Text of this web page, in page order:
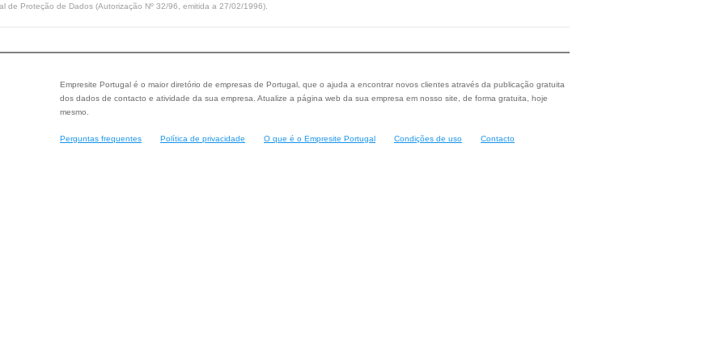
de Proteção de Dados (Autorização Nº 32/96, emitida a 27/02/1996).
Empresite Portugal é o maior diretório de empresas de Portugal, que o ajuda a encontrar novos clientes através da publicação gratuita
dos dados de contacto e atividade da sua empresa. Atualize a página web da sua empresa em nosso site, de forma gratuita, hoje
mesmo.
Perguntas frequentes Política de privacidade O que é o Empresite Portugal Condições de uso Contacto